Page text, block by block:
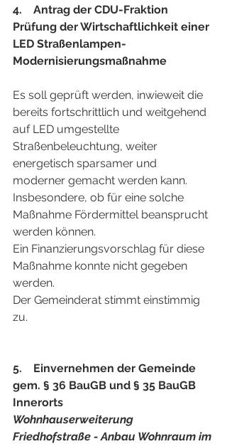
4.    Antrag der CDU-Fraktion
Prüfung der Wirtschaftlichkeit einer
LED Straßenlampen-
Modernisierungsmaßnahme
Es soll geprüft werden, inwieweit die
bereits fortschrittlich und weitgehend
auf LED umgestellte
Straßenbeleuchtung, weiter
energetisch sparsamer und
moderner gemacht werden kann.
Insbesondere, ob für eine solche
Maßnahme Fördermittel beansprucht
werden können.
Ein Finanzierungsvorschlag für diese
Maßnahme konnte nicht gegeben
werden.
Der Gemeinderat stimmt einstimmig
zu.
5.    Einvernehmen der Gemeinde
gem. § 36 BauGB und § 35 BauGB
Innerorts
Wohnhauserweiterung
Friedhofstraße - Anbau Wohnraum im